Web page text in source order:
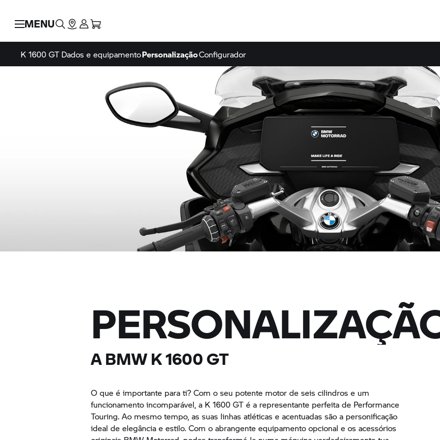
MENU
K 1600 GT Dados e equipamentoPersonalizaçãoConfigurador
A BMWK 1600 GT
O que é importante para ti? Com o seu potente motor de seis cilindros e um
funcionamento incomparável, a K 1600 GT é a representante perfeita de Performance
Touring. Ao mesmo tempo, as suas linhas atléticas e acentuadas são a personificação
ideal de elegância e estilo. Com o abrangente equipamento opcional e os acessórios